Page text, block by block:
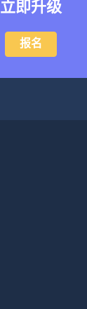
立即升级
报名